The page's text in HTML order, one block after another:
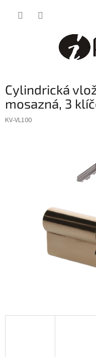
Cylindrická
mosazná, 3
KV-VL100